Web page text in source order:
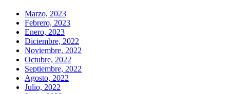
Marzo, 2023
Febrero, 2023
Enero, 2023
Diciembre, 2022
Noviembre, 2022
Octubre, 2022
Septiembre, 2022
Agosto, 2022
Julio, 2022